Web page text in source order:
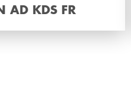
AD KDS FR